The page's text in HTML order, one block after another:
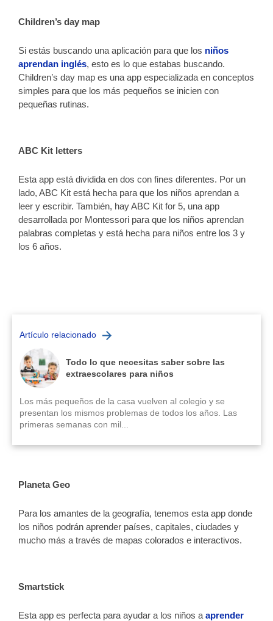
Children’s day map
Si estás buscando una aplicación para que los niños
aprendan inglés, esto es lo que estabas buscando.
Children’s day map es una app especializada en conceptos
simples para que los más pequeños se inicien con
pequeñas rutinas.
ABC Kit letters
Esta app está dividida en dos con fines diferentes. Por un
lado, ABC Kit está hecha para que los niños aprendan a
leer y escribir. También, hay ABC Kit for 5, una app
desarrollada por Montessori para que los niños aprendan
palabras completas y está hecha para niños entre los 3 y
los 6 años.
Artículo relacionado
Todo lo que necesitas saber sobre las
extraescolares para niños
Los más pequeños de la casa vuelven al colegio y se
presentan los mismos problemas de todos los años. Las
primeras semanas con mil...
Planeta Geo
Para los amantes de la geografía, tenemos esta app donde
los niños podrán aprender países, capitales, ciudades y
mucho más a través de mapas colorados e interactivos.
Smartstick
Esta app es perfecta para ayudar a los niños a aprender